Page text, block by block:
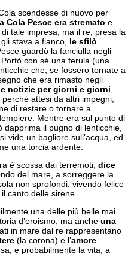
scendesse di nuovo per
Cola Pesce era stremato e
tale impresa, ma il re, presa la
stava a fianco, le sfilò
guardò la fanciulla negli
con sé una ferula (una
che, se fossero tornate a
che era rimasto negli
notizie per giorni e giorni
attesi da altri impegni,
di restare o tornare a
Mentre era sul punto di
il pugno di lenticchie,
vide un bagliore sull’acqua, ed
una torcia ardente.
è scossa dai terremoti, dice
del mare, a sorreggere la
non sprofondi, vivendo felice
canto delle sirene.
una delle più belle mai
d’eroismo, ma anche una
in mare dal re rappresentano
(la corona) e l’amore
e probabilmente la vita, a